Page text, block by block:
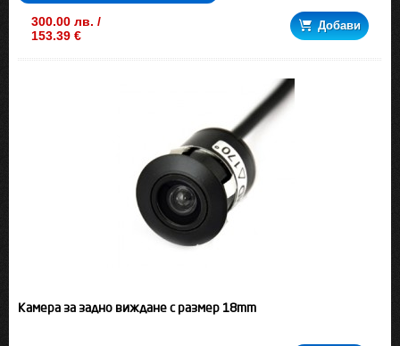
300.00 лв. /
153.39 €
Добави
Камера за задно виждане с размер 18mm